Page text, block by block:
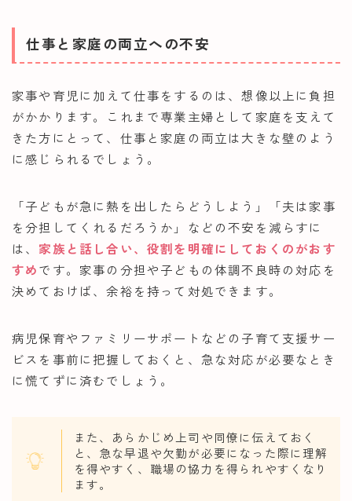
仕事と家庭の両立への不安
家事や育児に加えて仕事をするのは、想像以上に負担
がかかります。これまで専業主婦として家庭を支えて
きた方にとって、仕事と家庭の両立は大きな壁のよう
に感じられるでしょう。
「子どもが急に熱を出したらどうしよう」「夫は家事
を分担してくれるだろうか」などの不安を減らすに
は、 家族と話し合い、役割を明確にしておくのがおす
すめです。家事の分担や子どもの体調不良時の対応を
決めておけば、余裕を持って対処できます。
病児保育やファミリーサポートなどの子育て支援サー
ビスを事前に把握しておくと、急な対応が必要なとき
に慌てずに済むでしょう。
また、あらかじめ上司や同僚に伝えておく
と、急な早退や欠勤が必要になった際に理解
を得やすく、職場の協力を得られやすくなり
ます。